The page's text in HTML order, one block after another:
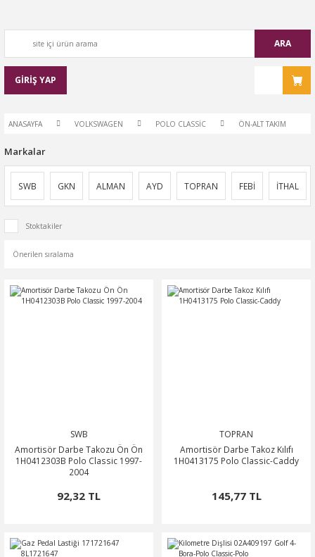
ARA
GİRİŞ YAP
ANASAYFA VOLKSWAGEN POLO CLASSİC ÖN-ALT TAKIM
Markalar
SWB GKN ALMAN AYD TOPRAN FEBİ İTHAL
Stoktakiler
SWB
Amortisör Darbe Takozu Ön Ön
1H0412303B Polo Classic 1997-
2004
92,32 TL
TOPRAN
Amortisör Darbe Takoz Kılıfı
1H0413175 Polo Classic-Caddy
145,77 TL